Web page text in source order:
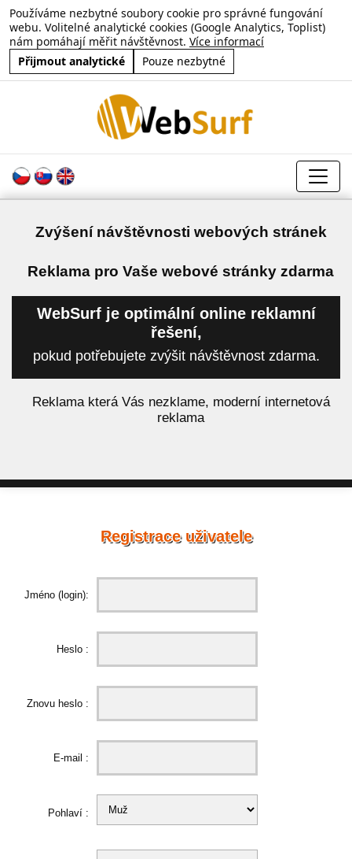
Používáme nezbytné soubory cookie pro správné fungování
webu. Volitelné analytické cookies (Google Analytics, Toplist)
nám pomáhají měřit návštěvnost. Více informací
Přijmout analytické
Pouze nezbytné
Zvýšení návštěvnosti webových stránek
Reklama pro Vaše webové stránky zdarma
WebSurf je optimální online reklamní
řešení,
pokud potřebujete zvýšit návštěvnost zdarma.
Reklama která Vás nezklame, moderní internetová
reklama
Registrace uživatele
Jméno (login):
Heslo :
Znovu heslo :
E-mail :
Pohlaví :